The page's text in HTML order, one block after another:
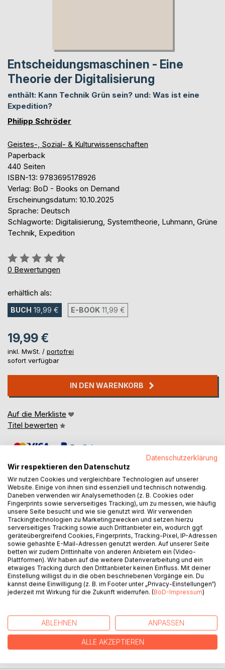
Entscheidungsmaschinen - Eine
Theorie der Digitalisierung
enthält: Kann Technik Grün sein? und: Was ist eine
Expedition?
Philipp Schröder
Geistes-, Sozial- & Kulturwissenschaften
Paperback
440 Seiten
ISBN-13: 9783695178926
Verlag: BoD - Books on Demand
Erscheinungsdatum: 10.10.2025
Sprache: Deutsch
Schlagworte: Digitalisierung, Systemtheorie, Luhmann, Grüne
Technik, Expedition
Bewertung::
0%
0 Bewertungen
erhältlich als:
BUCH 19,99 € E-BOOK 11,99 €
19,99 €
inkl. MwSt. / portofrei
sofort verfügbar
IN DEN WARENKORB
Auf die Merkliste
Titel bewerten
BESCHREIBUNG
In dieser Arbeit wird die folgende These vertreten: Die
Digitalisierung kann als die zunehmende Verwendung von
Entscheidungsmaschinen verstanden werden. In der
Öffentlichkeit wird das Wort Digitalisierung häufig benutzt,
die Frage nach dessen Bedeutung, nach dem Begriff
dahinter, in der Regel nicht gestellt; sie wird als bekannt
vorausgesetzt. Das Bekannte ist aber darum, so kann mit
erkannt. Die Digitalisierung ist ein bekanntes, aber nicht ein
erkanntes Phänomen.
Datenschutzerklärung
Wir respektieren den Datenschutz
Wir nutzen Cookies und vergleichbare Technologien auf unserer
Website. Einige von ihnen sind essenziell und technisch notwendig.
Daneben verwenden wir Analysemethoden (z. B. Cookies oder
Fingerprints sowie serverseitiges Tracking), um zu messen, wie häufig
unsere Seite besucht und wie sie genutzt wird. Wir verwenden
Trackingtechnologien zu Marketingzwecken und setzen hierzu
serverseitiges Tracking sowie auch Drittanbieter ein, wodurch ggf.
geräteübergreifend Cookies, Fingerprints, Tracking-Pixel, IP-Adressen
sowie gehashte E-Mail-Adressen genutzt werden. Auf unserer Seite
betten wir zudem Drittinhalte von anderen Anbietern ein (Video-
Plattformen). Wir haben auf die weitere Datenverarbeitung und ein
etwaiges Tracking durch den Drittanbieter keinen Einfluss. Mit deiner
Einstellung willigst du in die oben beschriebenen Vorgänge ein. Du
kannst deine Einwilligung (z. B. im Footer unter „Privacy-Einstellungen“)
jederzeit mit Wirkung für die Zukunft widerrufen. (BoD-Impressum)
ABLEHNEN ANPASSEN
ALLE AKZEPTIEREN